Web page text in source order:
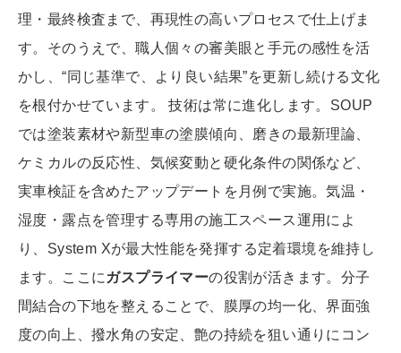
理・最終検査まで、再現性の高いプロセスで仕上げま
す。そのうえで、職人個々の審美眼と手元の感性を活
かし、“同じ基準で、より良い結果”を更新し続ける文化
を根付かせています。 技術は常に進化します。SOUP
では塗装素材や新型車の塗膜傾向、磨きの最新理論、
ケミカルの反応性、気候変動と硬化条件の関係など、
実車検証を含めたアップデートを月例で実施。気温・
湿度・露点を管理する専用の施工スペース運用によ
り、System Xが最大性能を発揮する定着環境を維持し
ます。ここに ガスプライマーの役割が活きます。分子
間結合の下地を整えることで、膜厚の均一化、界面強
度の向上、撥水角の安定、艶の持続を狙い通りにコン